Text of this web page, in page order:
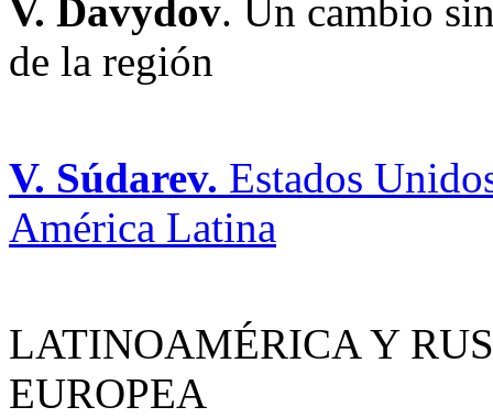
V. Davydov. Un cambio
de la región
V. Súdarev. Estados
América Latina
LATINOAMÉRICA Y
EUROPEA